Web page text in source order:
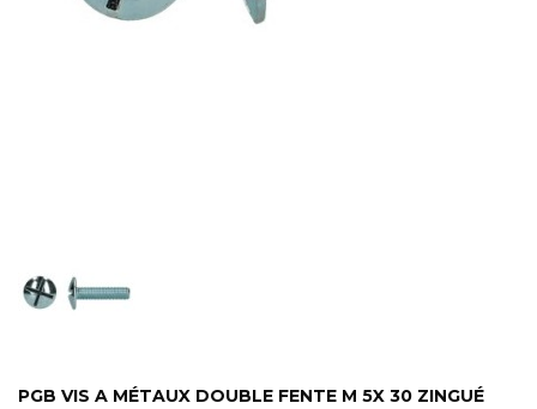
PGB VIS A MÉTAUX DOUBLE FENTE M 5X 30 ZINGUÉ